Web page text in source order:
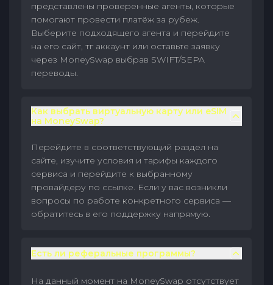
представлены проверенные агенты, которые
помогают провести платёж за рубеж.
Выберите подходящего агента и перейдите
на его сайт, тг аккаунт или оставьте заявку
через MoneySwap выбрав SWIFT/SEPA
переводы.
Как выбрать виртуальную карту или eSIM
на MoneySwap?
Перейдите в соответствующий раздел на
сайте, изучите условия и тарифы каждого
сервиса и перейдите к выбранному
провайдеру по ссылке. Если у вас возникли
вопросы по работе конкретного сервиса —
обратитесь в его поддержку напрямую.
Есть ли реферальные программы?
На данный момент на MoneySwap отсутствует